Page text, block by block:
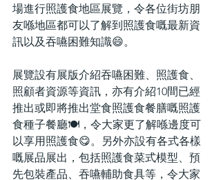
場進行照護食地區展覽，令各位街坊朋
友喺地區都可以了解到照護食嘅最新資
訊以及吞嚥困難知識😄。
展覽設有展版介紹吞嚥困難、照護食、
照顧者資源等資訊，亦有介紹10間已經
推出或即將推出堂食照護食餐膳嘅照護
食種子餐廳🍽，令大家更了解喺邊度可
以享用照護食😋。另外亦設有各式各樣
嘅展品展出，包括照護食菜式模型、預
先包裝產品、吞嚥輔助食具等，令大家